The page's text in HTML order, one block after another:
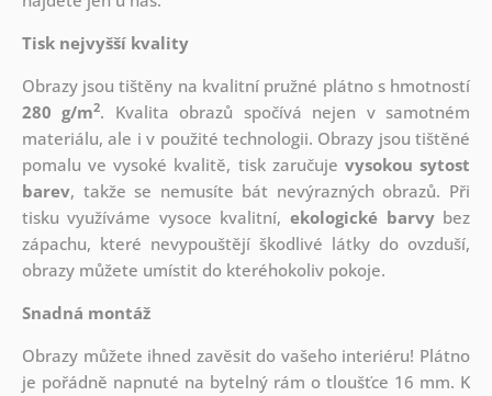
Tisk nejvyšší kvality
Obrazy jsou tištěny na kvalitní pružné plátno s hmotností
280 g/m2. Kvalita obrazů spočívá nejen v samotném
materiálu, ale i v použité technologii. Obrazy jsou tištěné
pomalu ve vysoké kvalitě, tisk zaručuje vysokou sytost
barev, takže se nemusíte bát nevýrazných obrazů. Při
tisku využíváme vysoce kvalitní,ekologické barvybez
zápachu, které nevypouštějí škodlivé látky do ovzduší,
obrazy můžete umístit do kteréhokoliv pokoje.
Snadná montáž
Obrazy můžete ihned zavěsit do vašeho interiéru! Plátno
je pořádně napnuté na bytelný rám o tloušťce 16 mm. K